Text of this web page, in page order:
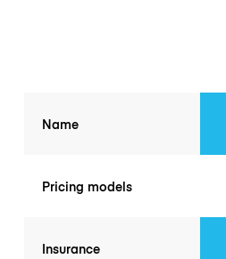
Name
Pricing models
Insurance